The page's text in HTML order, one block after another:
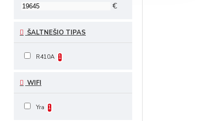
€
ŠALTNEŠIO TIPAS
R410A 1
WIFI
Yra 1